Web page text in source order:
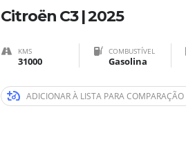
Citroën C3 | 2025
KMS
31000
COMBUSTÍVEL
Gasolina
ADICIONAR À LISTA PARA COMPARAÇÃO